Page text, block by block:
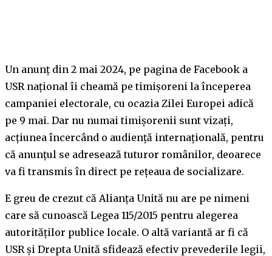
Un anunț din 2 mai 2024, pe pagina de Facebook a
USR național îi cheamă pe timișoreni la începerea
campaniei electorale, cu ocazia Zilei Europei adică
pe 9 mai. Dar nu numai timișorenii sunt vizați,
acțiunea încercând o audiență internațională, pentru
că anunțul se adresează tuturor românilor, deoarece
va fi transmis în direct pe rețeaua de socializare.
E greu de crezut că Alianța Unită nu are pe nimeni
care să cunoască Legea 115/2015 pentru alegerea
autorităților publice locale. O altă variantă ar fi că
USR și Drepta Unită sfidează efectiv prevederile legii,